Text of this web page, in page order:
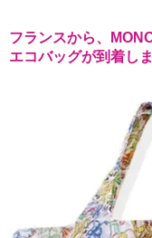
フランスから、
エコバッグが到着し